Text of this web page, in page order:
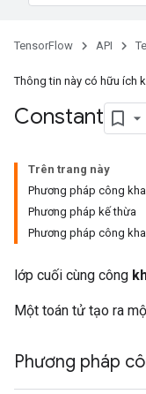
TensorFlow API
Thông tin này có hữu ích
Constant
Trên trang này
Phương pháp công
Phương pháp kế thừa
Phương pháp công
lớp cuối cùng công
Một toán tử tạo ra
Phương pháp